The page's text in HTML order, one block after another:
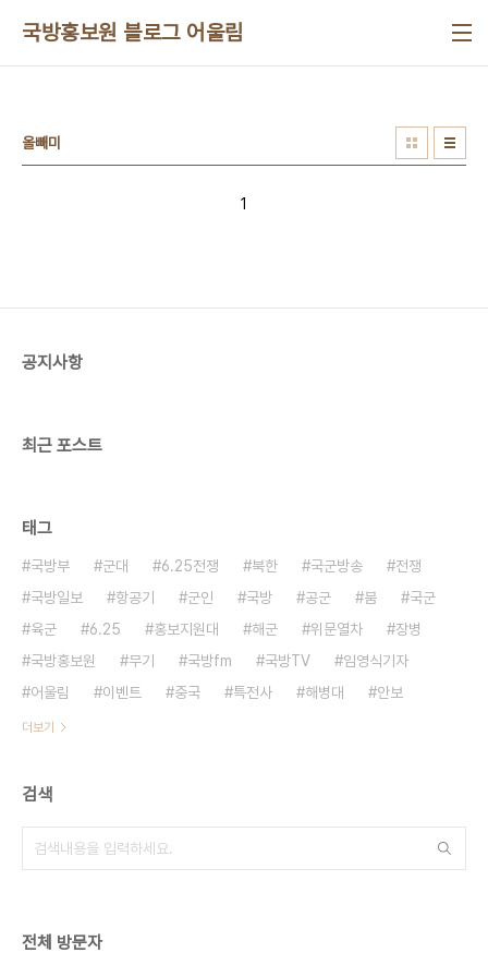
국방홍보원 블로그 어울림
올빼미
1
공지사항
최근 포스트
태그
국방부 군대 6.25전쟁 북한 국군방송
전쟁
국방일보
항공기 군인 국방 공군 붐
국군
육군
6.25 홍보지원대 해군 위문열차
장병
국방홍보원
무기 국방fm 국방TV
임영식기자
어울림
이벤트 중국 특전사 해병대 안보
더보기
검색
전체 방문자